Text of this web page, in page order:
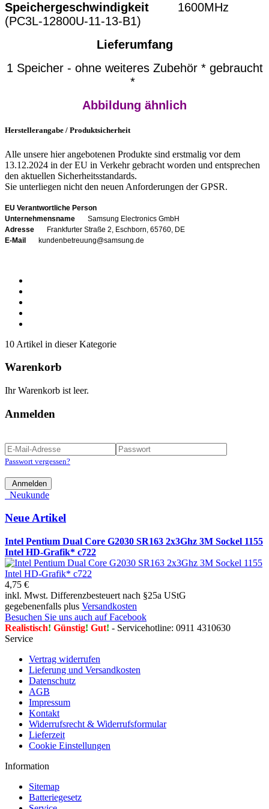
Speichergeschwindigkeit
1600MHz
(PC3L-12800U-11-13-B1)
Lieferumfang
1 Speicher - ohne weiteres Zubehör * gebraucht
*
Abbildung ähnlich
Herstellerangabe / Produktsicherheit
Alle unsere hier angebotenen Produkte sind erstmalig vor dem
13.12.2024 in der EU in Verkehr gebracht worden und entsprechen
den aktuellen Sicherheitsstandards.
Sie unterliegen nicht den neuen Anforderungen der GPSR.
EU Verantwortliche Person
Unternehmensname Samsung Electronics GmbH
Adresse Frankfurter Straße 2, Eschborn, 65760, DE
E-Mail kundenbetreuung@samsung.de
10 Artikel in dieser Kategorie
Warenkorb
Ihr Warenkorb ist leer.
Anmelden
Passwort vergessen?
Anmelden
Neukunde
Neue Artikel
Intel Pentium Dual Core G2030 SR163 2x3Ghz 3M Sockel 1155
Intel HD-Grafik* c722
4,75 €
inkl. Mwst. Differenzbesteuert nach §25a UStG
gegebenenfalls plus Versandkosten
Besuchen Sie uns auch auf Facebook
Realistisch! Günstig! Gut! - Servicehotline: 0911 4310630
Service
Vertrag widerrufen
Lieferung und Versandkosten
Datenschutz
AGB
Impressum
Kontakt
Widerrufsrecht & Widerrufsformular
Lieferzeit
Cookie Einstellungen
Information
Sitemap
Batteriegesetz